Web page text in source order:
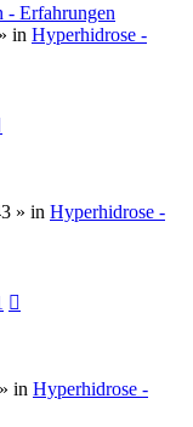
- Erfahrungen
» in Hyperhidrose -
» in Hyperhidrose -
» in Hyperhidrose -